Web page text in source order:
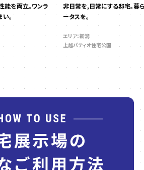
能を両立。ワンラ
。
非日常を,日常にする邸宅。暮
ータスを。
エリア：新潟
上越パティオ住宅公園